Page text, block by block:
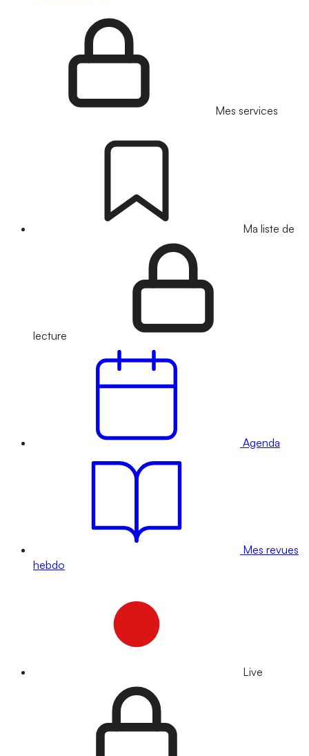
Mes services
Ma liste de
lecture
Agenda
Mes revues
hebdo
Live